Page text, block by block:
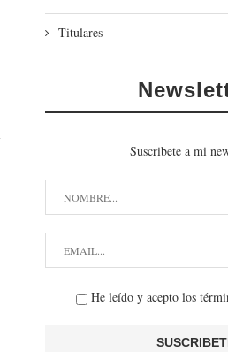
Titulares
Suscribete a mi
He leído y acepto los